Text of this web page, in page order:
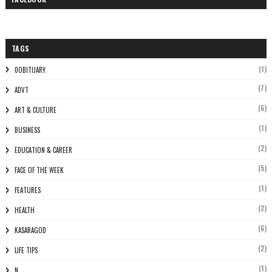
TAGS
0OBITUARY (1)
ADVT (7)
ART & CULTURE (6)
BUSINESS (1)
EDUCATION & CAREER (2)
FACE OF THE WEEK (5)
FEATURES (1)
HEALTH (2)
KASARAGOD (6)
LIFE TIPS (2)
(1)